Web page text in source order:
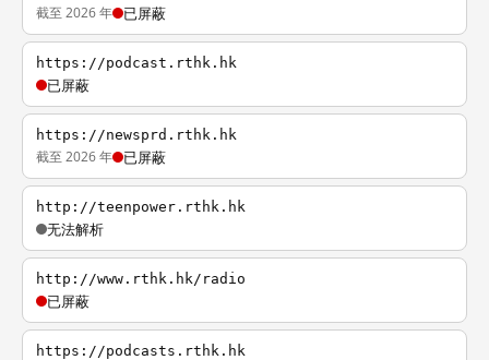
截至 2026 年 已屏蔽
https://podcast.rthk.hk
已屏蔽
https://newsprd.rthk.hk
截至 2026 年 已屏蔽
http://teenpower.rthk.hk
无法解析
http://www.rthk.hk/radio
已屏蔽
https://podcasts.rthk.hk